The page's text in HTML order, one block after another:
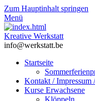
Zum Hauptinhalt springen
Menü
Kreative Werkstatt
info@werkstatt.be
Startseite
Kontakt / Impressum
Kurse Erwachsene
Klöppeln